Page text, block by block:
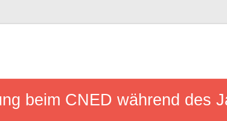
beim CNED während des